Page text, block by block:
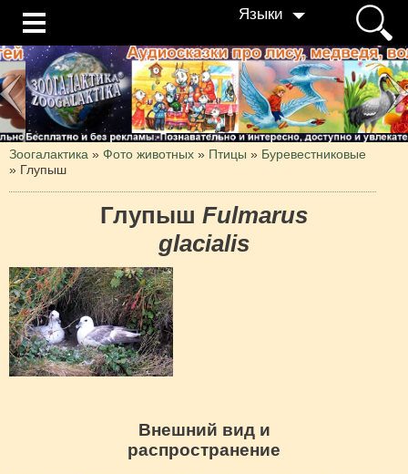
Языки
Зоогалактика » Фото животных » Птицы » Буревестниковые
» Глупыш
Глупыш Fulmarus
glacialis
Внешний вид и
распространение